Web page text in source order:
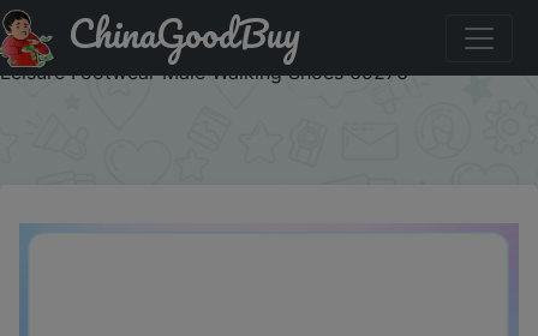
Придбати по знижці BONA New Designers Action Leather
Sneakers Shoes Men Outdoor Casual Shoes Man Trendy
Leisure Footwear Male Walking Shoes 69276
ChinaGoodBuy